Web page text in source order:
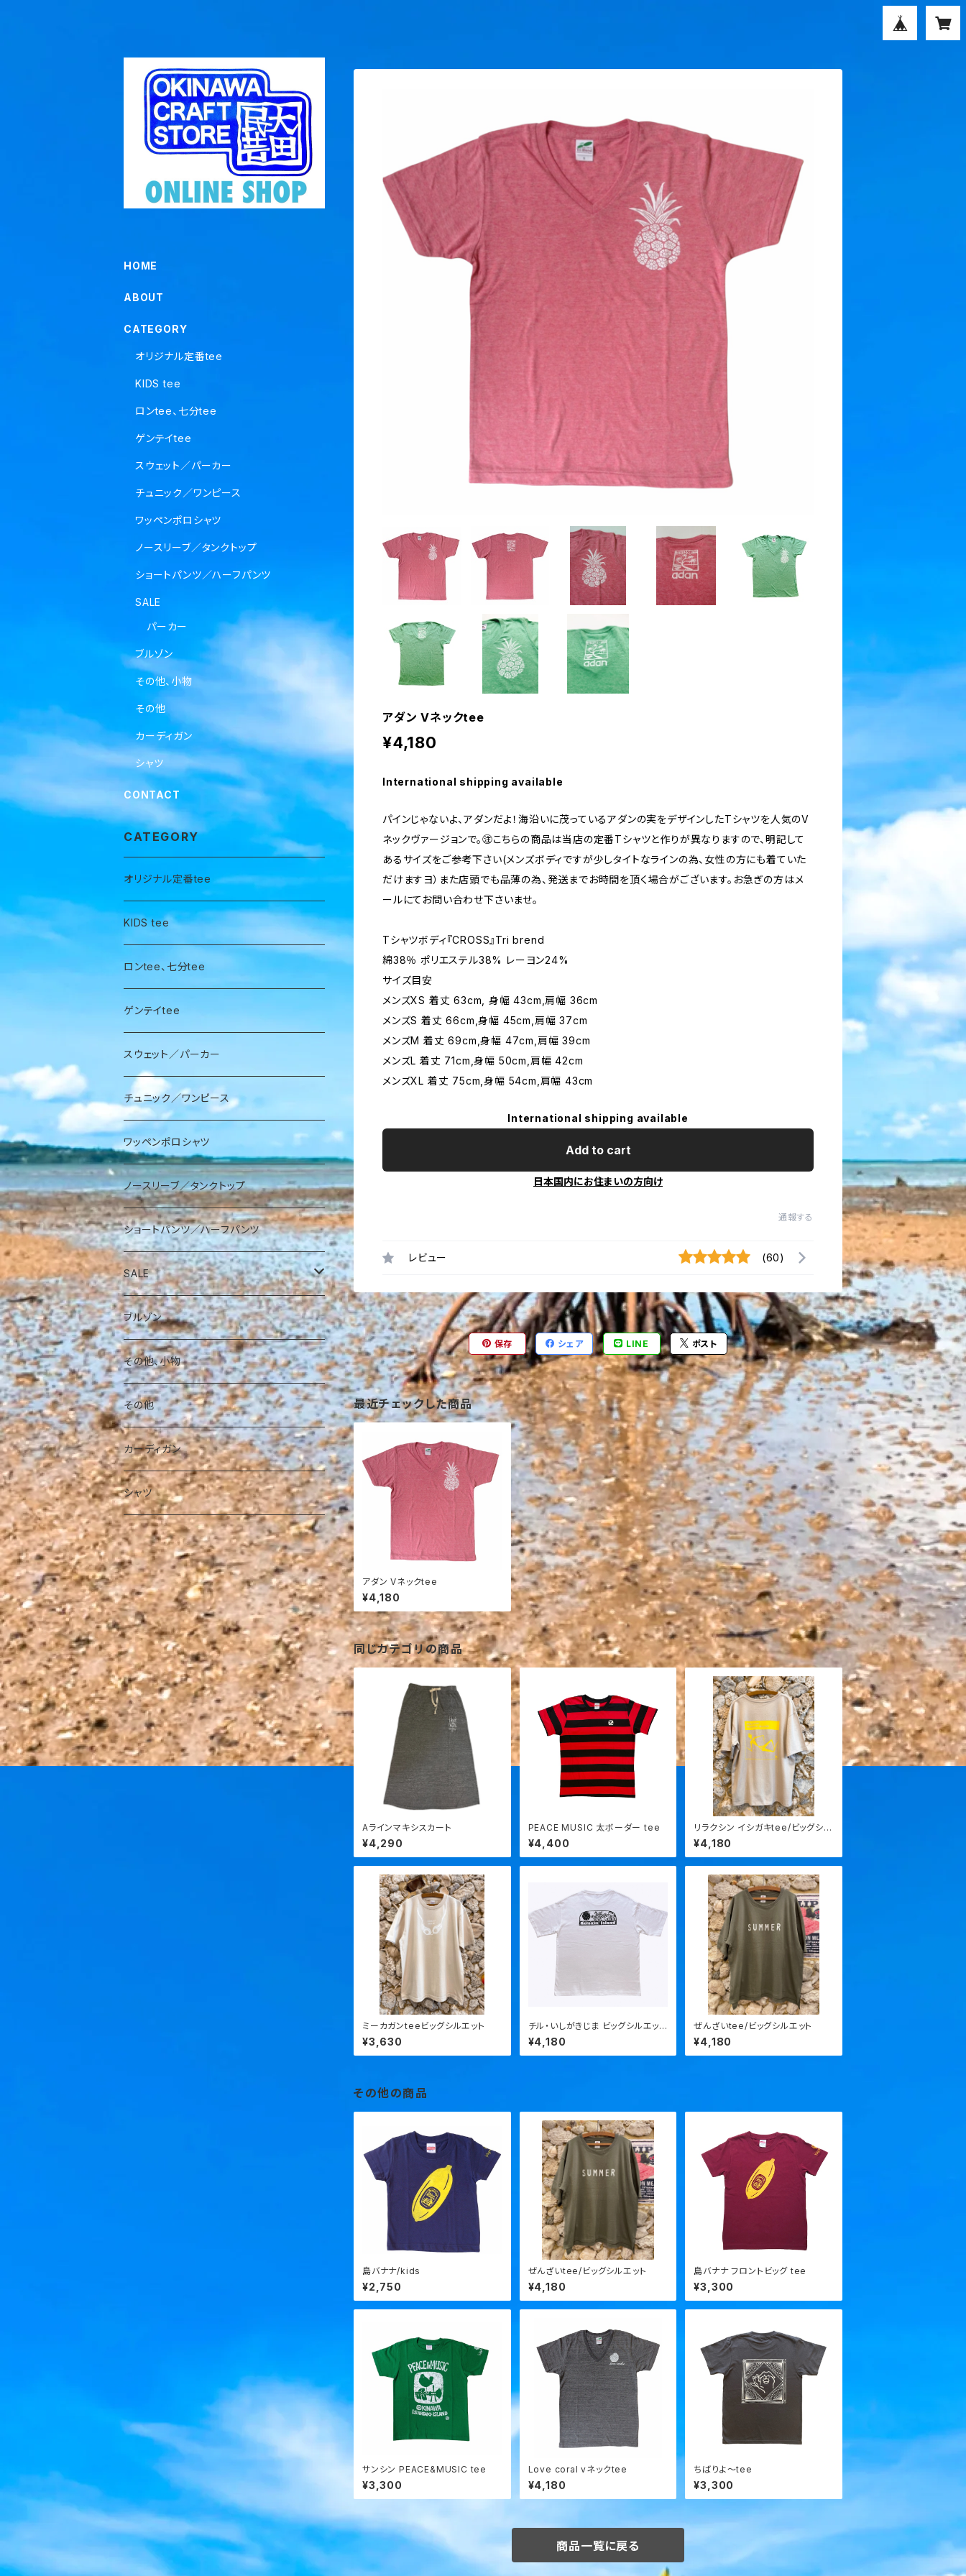
アダン Vネックtee
¥4,180
International shipping available
パインじゃないよ、アダンだよ！海沿いに茂っているアダンの実をデザインしたTシャツを人気のV
ネックヴァージョンで。㊟こちらの商品は当店の定番Tシャツと作りが異なりますので、明記して
あるサイズをご参考下さい(メンズボディですが少しタイトなラインの為、女性の方にも着ていた
だけますヨ）また店頭でも品薄の為、発送までお時間を頂く場合がございます。お急ぎの方はメ
ールにてお問い合わせ下さいませ。
Tシャツボディ『CROSS』Tri brend
綿38％ ポリエステル38% レーヨン24%
サイズ目安
メンズXS 着丈 63cm, 身幅 43cm,肩幅 36cm
メンズS 着丈 66cm,身幅 45cm,肩幅 37cm
メンズM 着丈 69cm,身幅 47cm,肩幅 39cm
メンズL 着丈 71cm,身幅 50cm,肩幅 42cm
メンズXL 着丈 75cm,身幅 54cm,肩幅 43cm
International shipping available
Add to cart
日本国内にお住まいの方向け
通報する
レビュー (60)
保存 シェア LINE ポスト
最近チェックした商品
アダン Vネックtee
¥4,180
同じカテゴリの商品
Aラインマキシスカート
¥4,290
PEACE MUSIC 太ボーダー tee
¥4,400
リラクシン イシガキtee/ビッグシル
エット
¥4,180
ミーカガンteeビッグシルエット
¥3,630
チル・いしがきじま ビッグシルエット
tee
¥4,180
ぜんざいtee/ビッグシルエット
¥4,180
その他の商品
島バナナ/kids
¥2,750
ぜんざいtee/ビッグシルエット
¥4,180
島バナナ フロントビッグ tee
¥3,300
サンシン PEACE&MUSIC tee
¥3,300
Love coral vネックtee
¥4,180
ちばりよ～tee
¥3,300
商品一覧に戻る
HOME
ABOUT
CATEGORY
オリジナル定番tee
KIDS tee
ロンtee、七分tee
ゲンテイtee
スウェット／パーカー
チュニック／ワンピース
ワッペンポロシャツ
ノースリーブ／タンクトップ
ショートパンツ／ハーフパンツ
SALE
パーカー
ブルゾン
その他、小物
その他
カーディガン
シャツ
CONTACT
CATEGORY
オリジナル定番tee
KIDS tee
ロンtee、七分tee
ゲンテイtee
スウェット／パーカー
チュニック／ワンピース
ワッペンポロシャツ
ノースリーブ／タンクトップ
ショートパンツ／ハーフパンツ
SALE
パーカー
ブルゾン
その他、小物
その他
カーディガン
シャツ